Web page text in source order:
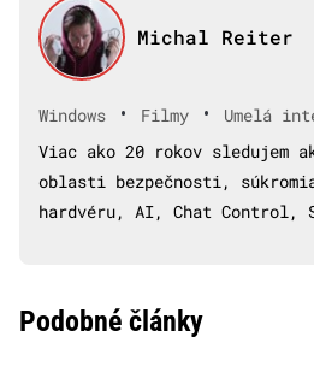
Michal Reiter
Windows • Filmy •
Umelá
Viac ako 20 rokov sledujem
oblasti bezpečnosti,
hardvéru, AI, Chat Control,
Podobné články